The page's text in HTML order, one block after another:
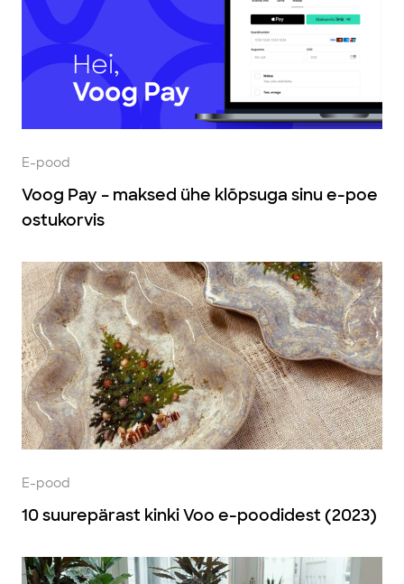
E-pood
Voog Pay – maksed ühe klõpsuga sinu e-poe
ostukorvis
E-pood
10 suurepärast kinki Voo e-poodidest (2023)